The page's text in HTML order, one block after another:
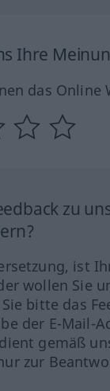
Ihre
das Online
zu
ist
wollen Sie
bitte das
der E-Mail-
gemäß
zur